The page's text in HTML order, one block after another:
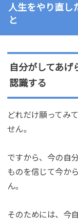
人生をやり直し
と
自分がしてあげ
認識する
どれだけ願ってみ
せん。
ですから、今の自
ものを信じて今か
ん。
そのためには、今